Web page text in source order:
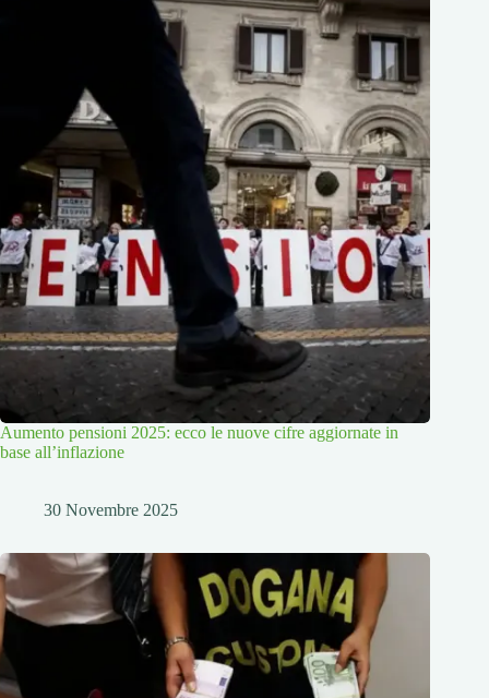
Aumento pensioni 2025: ecco le nuove cifre aggiornate in
base all’inflazione
30 Novembre 2025